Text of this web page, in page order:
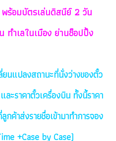
ร้อมบัตรเล่นดิสนีย์ 2 วัน
ทำเลในเมือง ย่านช็อปปิ้ง
นแปลงสถานะที่นั่งว่างของตั๋ว
และราคาตั๋วเครื่องบิน ทั้งนี้ราคา
ค้าส่งรายชื่อเข้ามาทำการจอง
+Case by Case)